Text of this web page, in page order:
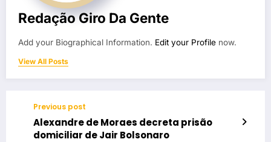
Redação Giro Da Gente
Add your Biographical Information. Edit your Profile now.
View All Posts
Previous post
Alexandre de Moraes decreta prisão
domiciliar de Jair Bolsonaro